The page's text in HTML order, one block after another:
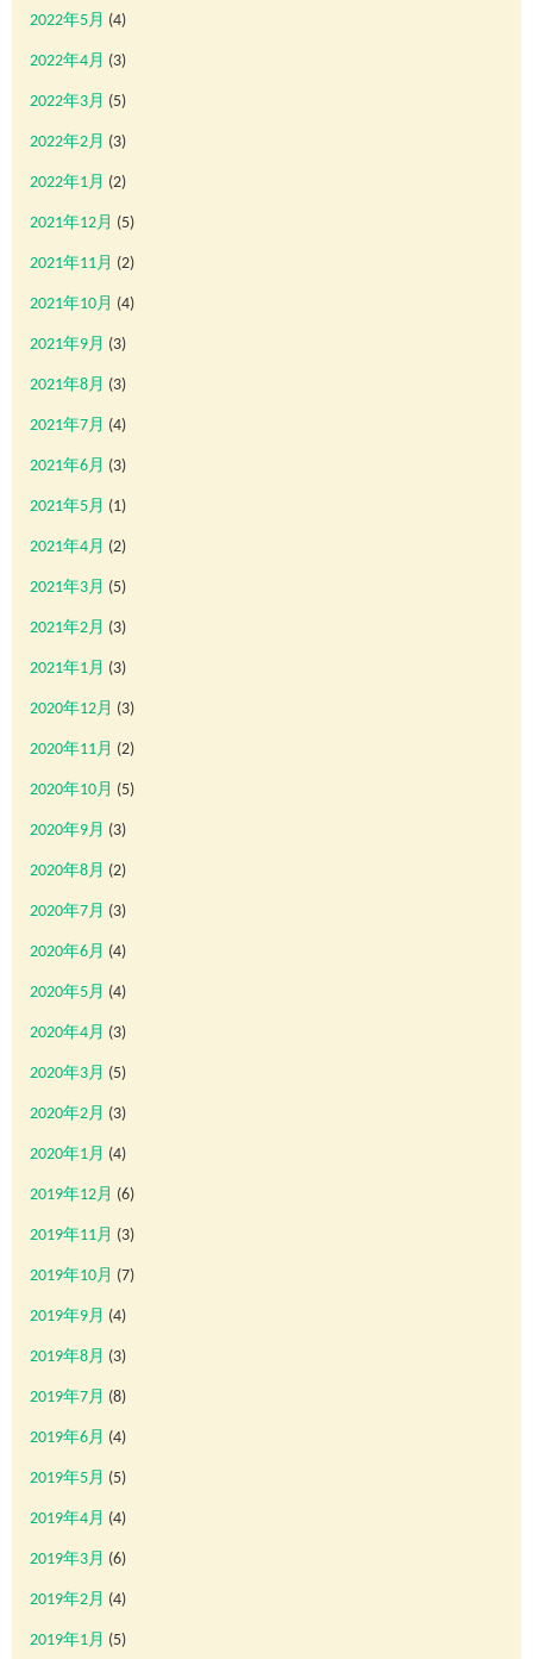
2022年5月 (4)
2022年4月 (3)
2022年3月 (5)
2022年2月 (3)
2022年1月 (2)
2021年12月 (5)
2021年11月 (2)
2021年10月 (4)
2021年9月 (3)
2021年8月 (3)
2021年7月 (4)
2021年6月 (3)
2021年5月 (1)
2021年4月 (2)
2021年3月 (5)
2021年2月 (3)
2021年1月 (3)
2020年12月 (3)
2020年11月 (2)
2020年10月 (5)
2020年9月 (3)
2020年8月 (2)
2020年7月 (3)
2020年6月 (4)
2020年5月 (4)
2020年4月 (3)
2020年3月 (5)
2020年2月 (3)
2020年1月 (4)
2019年12月 (6)
2019年11月 (3)
2019年10月 (7)
2019年9月 (4)
2019年8月 (3)
2019年7月 (8)
2019年6月 (4)
2019年5月 (5)
2019年4月 (4)
2019年3月 (6)
2019年2月 (4)
2019年1月 (5)